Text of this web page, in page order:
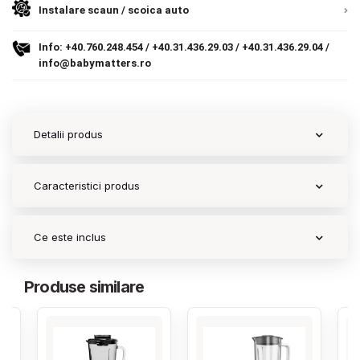
Instalare scaun / scoica auto
Info: +40.760.248.454 / +40.31.436.29.03 / +40.31.436.29.04 /
info@babymatters.ro
Detalii produs
Caracteristici produs
Ce este inclus
Produse similare